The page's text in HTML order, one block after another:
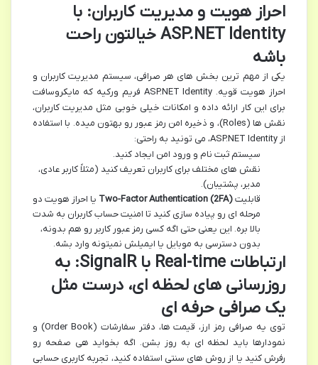
احراز هویت و مدیریت کاربران: با
ASP.NET Identity خیالتون راحت
باشه
یکی از مهم ترین بخش های هر صرافی، سیستم مدیریت کاربران و
احراز هویت قویه. ASP.NET Identity فریم ورکیه که مایکروسافت
برای این کار ارائه داده و امکانات خیلی خوبی مثل مدیریت کاربران،
نقش ها (Roles)، و ذخیره امن رمز عبور رو بهتون میده. با استفاده
از ASP.NET Identity، می تونید به راحتی:
سیستم ثبت نام و ورود امن ایجاد کنید.
نقش های مختلف برای کاربران تعریف کنید (مثلاً کاربر عادی،
مدیر، پشتیبان).
قابلیتTwo-Factor Authentication (2FA) یا احراز هویت دو
مرحله ای رو پیاده سازی کنید تا امنیت حساب کاربران به شدت
بالا بره. این یعنی حتی اگه کسی رمز عبور کاربر رو هم بدونه،
بدون دسترسی به موبایل یا ایمیلش نمیتونه وارد بشه.
ارتباطات Real-time با SignalR: به
روزرسانی های لحظه ای، درست مثل
یک صرافی حرفه ای
توی یه صرافی رمز ارز، قیمت ها، دفتر سفارشات (Order Book) و
نمودارها باید لحظه ای به روز بشن. اگه بخواید هی صفحه رو
رفرش کنید یا از روش های سنتی استفاده کنید، تجربه کاربری حسابی